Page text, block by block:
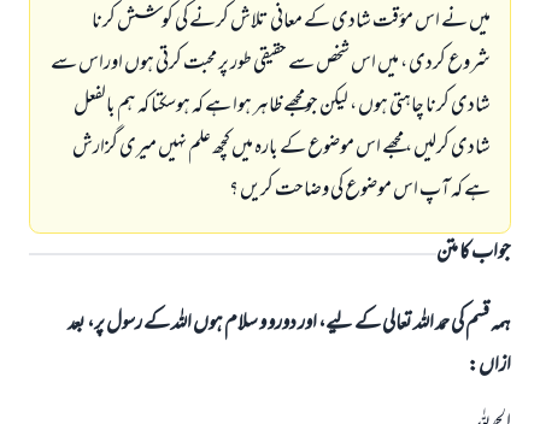
میں نے اس مؤقت شادی کے معانی تلاش کرنے کی کوشش کرنا
شروع کردی ، میں اس شخص سے حقیقی طور پر محبت کرتی ہوں اوراس سے
شادی کرنا چاہتی ہوں ، لیکن جومجھے ظاہر ہوا ہے کہ ہوسکتا کہ ہم بالفعل
شادی کرلیں ، مجھے اس موضوع کے بارہ میں کچھ علم نہیں میری گزارش
ہے کہ آپ اس موضوع کی وضاحت کریں ؟
جواب کا متن
ہمہ قسم کی حمد اللہ تعالی کے لیے، اور دورو و سلام ہوں اللہ کے رسول پر، بعد
ازاں: